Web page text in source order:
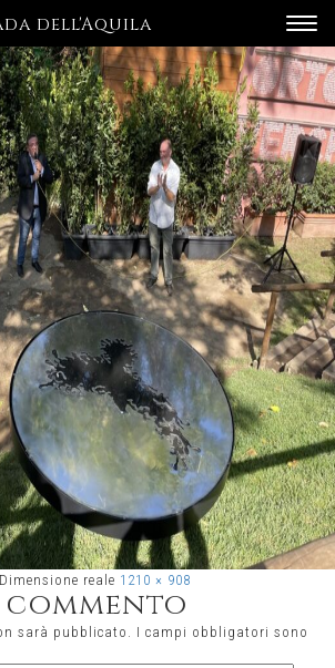
dell'Aquila
Dimensione reale 1210 × 908
sarà pubblicato. I campi obbligatori sono